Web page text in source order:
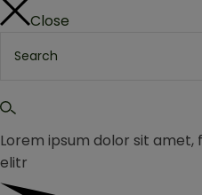
Close
Lorem ipsum dolor sit
elitr